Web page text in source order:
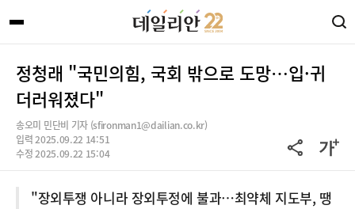
정청래 "국민의힘, 국회 밖으로 도망…입·귀
더러워졌다"
송오미 민단비 기자 (sfironman1@dailian.co.kr)
입력 2025.09.22 14:51
수정 2025.09.22 15:04
"장외투쟁 아니라 장외투정에 불과…최약체 지도부, 땡